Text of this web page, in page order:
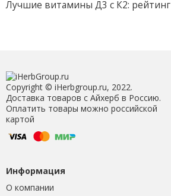
Лучшие витамины Д3 с К2: рейтинг
Copyright © iHerbgroup.ru, 2022.
Доставка товаров с Айхерб в Россию.
Оплатить товары можно российской
картой
Информация
О компании